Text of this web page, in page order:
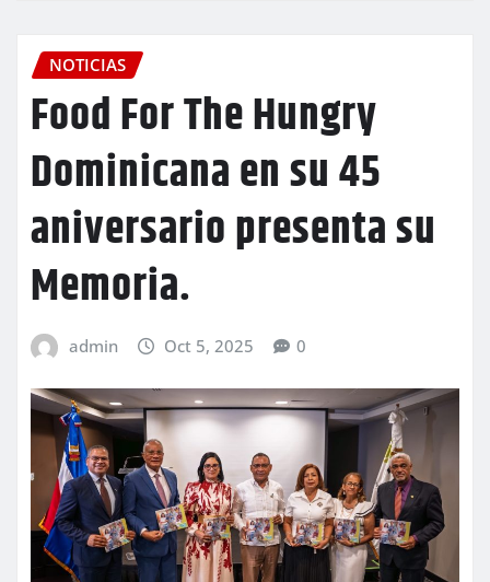
NOTICIAS
Food For The Hungry
Dominicana en su 45
aniversario presenta su
Memoria.
admin Oct 5, 2025 0